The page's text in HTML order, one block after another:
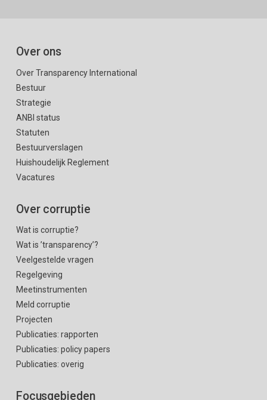
Over ons
Over Transparency International
Bestuur
Strategie
ANBI status
Statuten
Bestuurverslagen
Huishoudelijk Reglement
Vacatures
Over corruptie
Wat is corruptie?
Wat is ’transparency’?
Veelgestelde vragen
Regelgeving
Meetinstrumenten
Meld corruptie
Projecten
Publicaties: rapporten
Publicaties: policy papers
Publicaties: overig
Focusgebieden